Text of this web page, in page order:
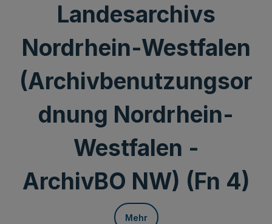
Landesarchivs
Nordrhein-Westfalen
(Archivbenutzungsor
dnung Nordrhein-
Westfalen -
ArchivBO NW) (Fn 4)
Mehr